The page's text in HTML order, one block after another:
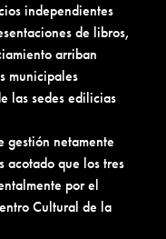
independientes
de libros,
arriban
municipales
las sedes edilicias
gestión netamente
acotado que los tres
por el
Cultural de la